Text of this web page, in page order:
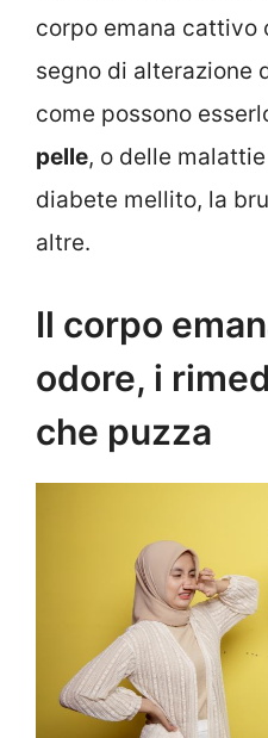
corpo emana cattivo
segno di alterazione
come possono
pelle, o delle
diabete mellito, la
altre.
Il corpo
odore, i
che puzza